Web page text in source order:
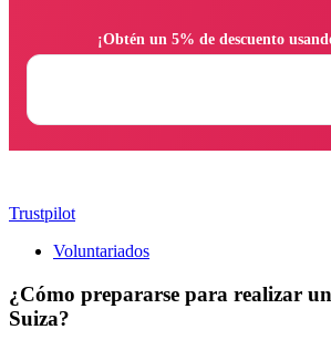
Trustpilot
Voluntariados
¿Cómo prepararse para realizar
Suiza?